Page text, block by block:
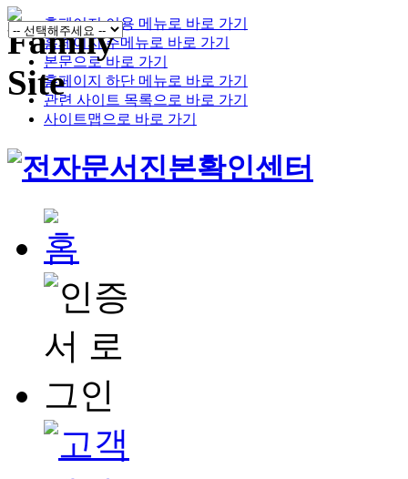
홈페이지 이용 메뉴로 바로 가기
홈페이지 주메뉴로 바로 가기
본문으로 바로 가기
홈페이지 하단 메뉴로 바로 가기
관련 사이트 목록으로 바로 가기
사이트맵으로 바로 가기